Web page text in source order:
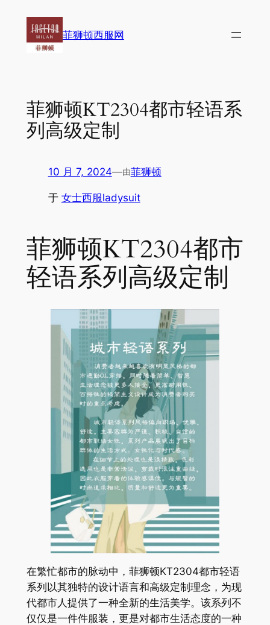
菲狮顿西服网
菲狮顿KT2304都市轻语系
列高级定制
10 月 7, 2024—由菲狮顿
于 女士西服ladysuit
菲狮顿KT2304都市
轻语系列高级定制
在繁忙都市的脉动中，菲狮顿KT2304都市轻语
系列以其独特的设计语言和高级定制理念，为现
代都市人提供了一种全新的生活美学。该系列不
仅仅是一件件服装，更是对都市生活态度的一种